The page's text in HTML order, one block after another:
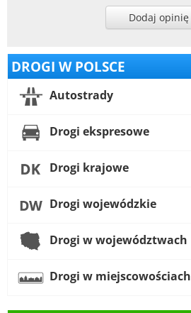
Dodaj opinię
DROGI W POLSCE
Autostrady
Drogi ekspresowe
Drogi krajowe
Drogi wojewódzkie
Drogi w województwach
Drogi w miejscowościach